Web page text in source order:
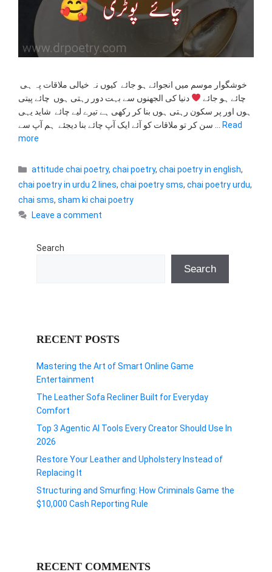
خوشگوار موسم میں انجوائے ہو جائے کیوں نہ خیالی ملاقات پہ ہی
چائے ہو جائے
دنیا کی الجھنوں سے بہت دور رہتی ہوں چائے پیتی
ہوں اور پر سکون رہتی ہوں بنا کر رکھی ہے تیرے لیے چائے شاید یہی
Read
more
Categories
attitude chai poetry,chai poetry,chai poetry in english,
chai poetry in urdu 2 lines, chai poetry sms, chai poetry urdu,
chai sms, sham ki chai poetry
Leave a comment
Search
Search
RECENT POSTS
Mastering the Art of Smart Online Game
Entertainment
The Leather Sofa Recliner Built for Everyday
Comfort
Top 3 Agentic AI Tools Every Creator Should Use In
2026
Restore Your Leather and Upholstery Instead of
Replacing It
Structuring and Smurfing: How Criminals Game the
$10,000 Cash Reporting Rule
RECENT COMMENTS